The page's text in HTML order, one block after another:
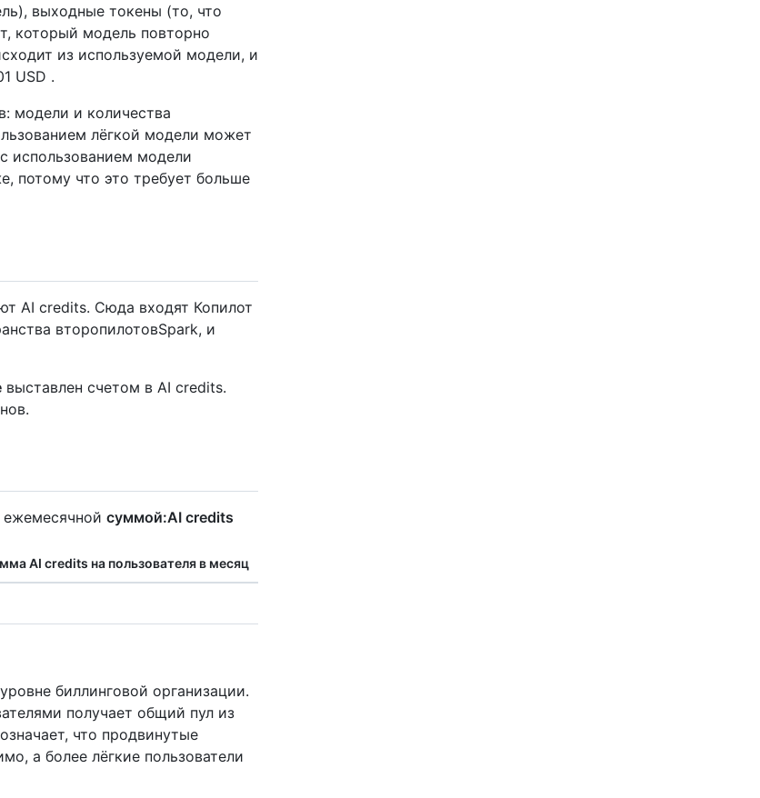
выходные токены (то, что
который модель повторно
из используемой модели, и
USD .
модели и количества
лёгкой модели может
использованием модели
потому что это требует больше
AI credits. Сюда входят Копилот
второпилотовSpark, и
выставлен счетом в AI credits.
ежемесячной суммой:AI credits
AI credits на пользователя в месяц
биллинговой организации.
получает общий пул из
что продвинутые
а более лёгкие пользователи